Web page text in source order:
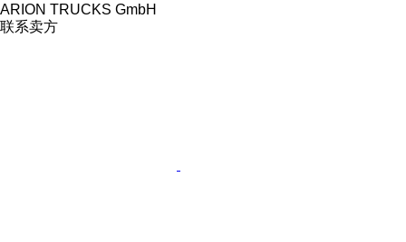
ARION TRUCKS GmbH
联系卖方